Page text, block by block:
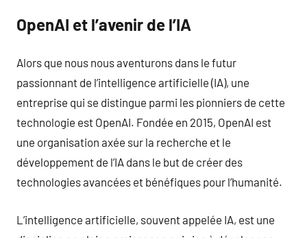
OpenAI et l’avenir de l’IA
Alors que nous nous aventurons dans le futur
passionnant de l’intelligence artificielle (IA), une
entreprise qui se distingue parmi les pionniers de cette
technologie est OpenAI. Fondée en 2015, OpenAI est
une organisation axée sur la recherche et le
développement de l’IA dans le but de créer des
technologies avancées et bénéfiques pour l’humanité.
L’intelligence artificielle, souvent appelée IA, est une